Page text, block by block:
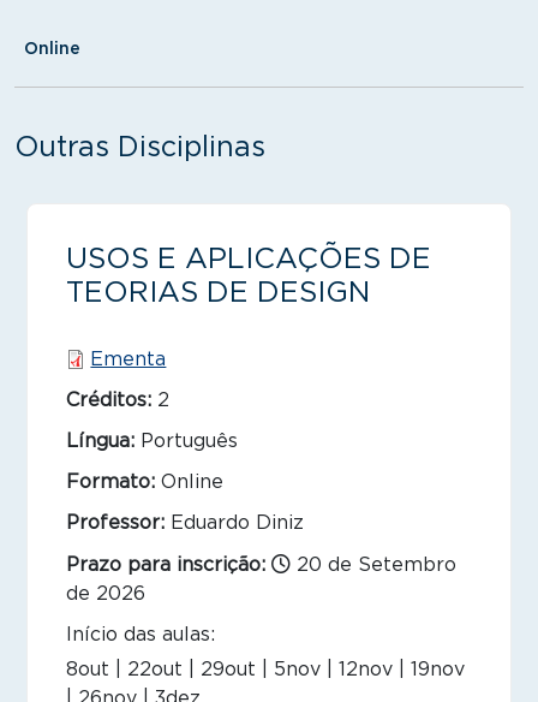
Online
Outras Disciplinas
USOS E APLICAÇÕES DE
TEORIAS DE DESIGN
Ementa
Créditos: 2
Língua: Português
Formato:Online
Professor: Eduardo Diniz
Prazo para inscrição:
20 de Setembro
de 2026
Início das aulas:
8out | 22out | 29out | 5nov | 12nov | 19nov
| 26nov | 3dez